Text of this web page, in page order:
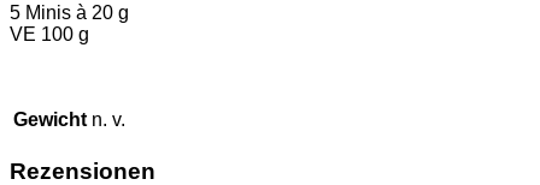
5 Minis à 20 g
VE 100 g
Gewicht n. v.
Rezensionen